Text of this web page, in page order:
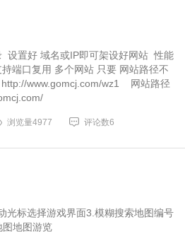
设置好 域名或IP即可架设好网站 性能
端口复用 多个网站 只要 网站路径不
http://www.gomcj.com/wz1 网站路径
浏览量4977 评论数6
标选择游戏界面3.模糊搜索地图编号
地图游览